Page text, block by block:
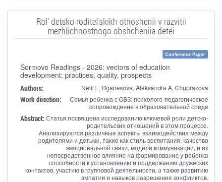
Rol' detsko-roditel'skikh otnoshenii v razvitii
mezhlichnostnogo obshcheniia detei
Conference Paper
Sormovo Readings - 2026: vectors of education
development: practices, quality, prospects
Authors: Nelli L. Oganesova, Aleksandra A. Chuprazova
Work direction:
Семья ребенка с ОВЗ: психолого-педагогическое
сопровождение в образовательной среде
Abstract: Статья посвящена исследованию ключевой роли детско-
родительских отношений в этом процессе.
Анализируются различные аспекты взаимодействия между
родителями и детьми, такие как стиль воспитания, качество
эмоциональной связи, модели коммуникации, и их
непосредственное влияние на формирование у ребенка
способности к установлению и поддержанию дружеских
контактов, участию в групповой деятельности, а также развитию
эмпатии и навыков разрешения конфликтов.